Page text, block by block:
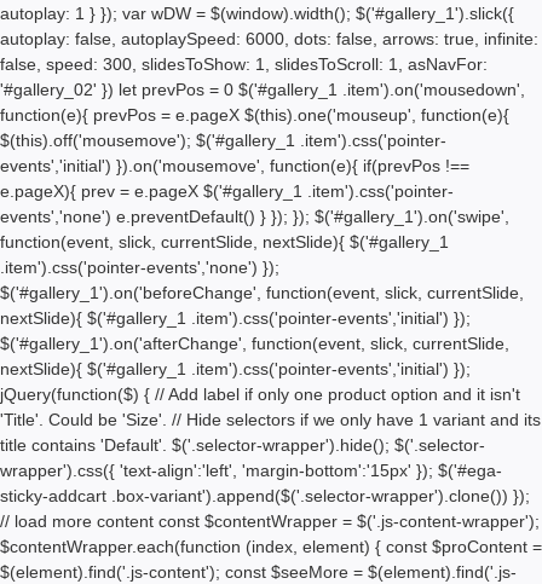
autoplay: 1 } }); var wDW = $(window).width(); $('#gallery_1').slick({
autoplay: false, autoplaySpeed: 6000, dots: false, arrows: true, infinite:
false, speed: 300, slidesToShow: 1, slidesToScroll: 1, asNavFor:
'#gallery_02' }) let prevPos = 0 $('#gallery_1 .item').on('mousedown',
function(e){ prevPos = e.pageX $(this).one('mouseup', function(e){
$(this).off('mousemove'); $('#gallery_1 .item').css('pointer-
events','initial') }).on('mousemove', function(e){ if(prevPos !==
e.pageX){ prev = e.pageX $('#gallery_1 .item').css('pointer-
events','none') e.preventDefault() } }); }); $('#gallery_1').on('swipe',
function(event, slick, currentSlide, nextSlide){ $('#gallery_1
.item').css('pointer-events','none') });
$('#gallery_1').on('beforeChange', function(event, slick, currentSlide,
nextSlide){ $('#gallery_1 .item').css('pointer-events','initial') });
$('#gallery_1').on('afterChange', function(event, slick, currentSlide,
nextSlide){ $('#gallery_1 .item').css('pointer-events','initial') });
jQuery(function($) { // Add label if only one product option and it isn't
'Title'. Could be 'Size'. // Hide selectors if we only have 1 variant and its
title contains 'Default'. $('.selector-wrapper').hide(); $('.selector-
wrapper').css({ 'text-align':'left', 'margin-bottom':'15px' }); $('#ega-
sticky-addcart .box-variant').append($('.selector-wrapper').clone()) });
// load more content const $contentWrapper = $('.js-content-wrapper');
$contentWrapper.each(function (index, element) { const $proContent =
$(element).find('.js-content'); const $seeMore = $(element).find('.js-